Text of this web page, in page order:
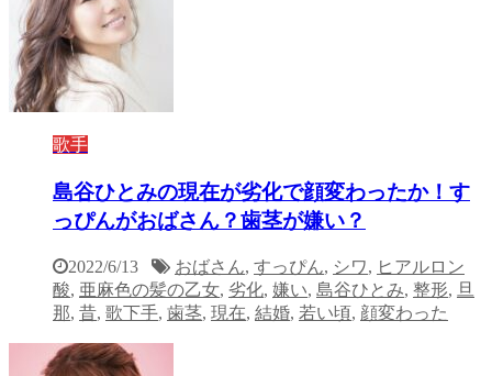
歌手
島谷ひとみの現在が劣化で顔変わったか！す
っぴんがおばさん？歯茎が嫌い？
2022/6/13 おばさん, すっぴん, シワ, ヒアルロン
酸, 亜麻色の髪の乙女, 劣化, 嫌い, 島谷ひとみ, 整形, 旦
那, 昔, 歌下手, 歯茎, 現在, 結婚, 若い頃, 顔変わった